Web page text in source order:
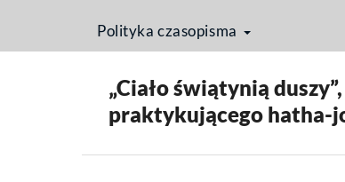
Polityka czasopisma
Strona domowa / Archiwum
„Ciało świątynią
praktykującego hatha-